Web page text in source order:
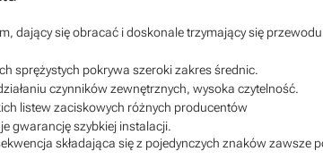
dający się obracać i doskonale trzymający się
sprężystych pokrywa szeroki zakres średnic.
czynników zewnętrznych, wysoka czytelność.
listew zaciskowych różnych producentów
gwarancję szybkiej instalacji.
składająca się z pojedynczych znaków zawsze